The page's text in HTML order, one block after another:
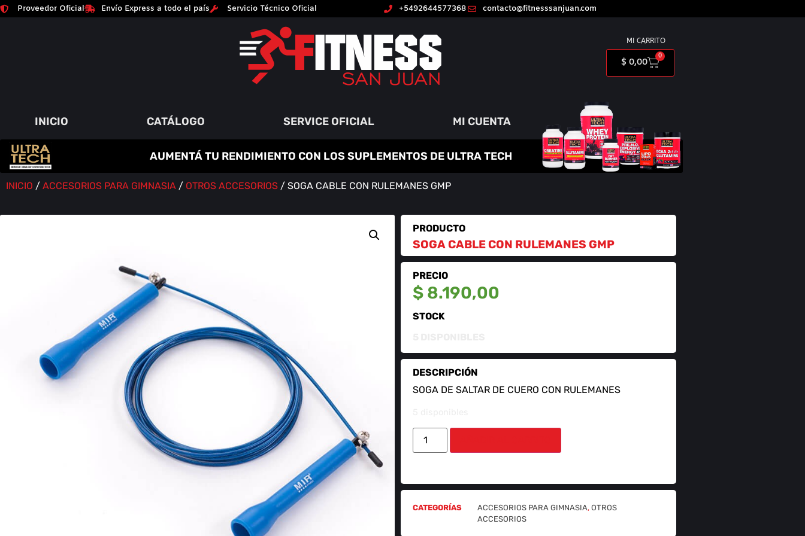
Proveedor Oficial Envío Express a todo el país Servicio Técnico Oficial +5492644577368 contacto@fitnesssanjuan.com
MI CARRITO
$ 0,00
0
INICIO CATÁLOGO SERVICE OFICIAL MI CUENTA
PROTEÍNAS
AMINO
QUEMADOR
YMÁS
AUMENTÁ TU RENDIMIENTO CON LOS SUPLEMENTOS DE ULTRA TECH
INICIO / ACCESORIOS PARA GIMNASIA / OTROS ACCESORIOS / SOGA CABLE CON RULEMANES GMP
PRODUCTO
SOGA CABLE CON RULEMANES GMP
PRECIO
$8.190,00
STOCK
DESCRIPCIÓN
SOGA DE SALTAR DE CUERO CON RULEMANES
CATEGORÍAS ACCESORIOS PARA GIMNASIA, OTROS
ACCESORIOS